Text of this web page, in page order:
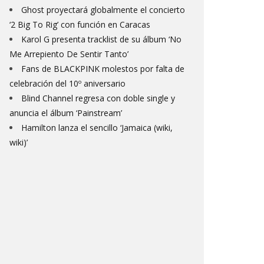
Ghost proyectará globalmente el concierto
‘2 Big To Rig’ con función en Caracas
Karol G presenta tracklist de su álbum ‘No
Me Arrepiento De Sentir Tanto’
Fans de BLACKPINK molestos por falta de
celebración del 10º aniversario
Blind Channel regresa con doble single y
anuncia el álbum ‘Painstream’
Hamilton lanza el sencillo ‘Jamaica (wiki,
wiki)’